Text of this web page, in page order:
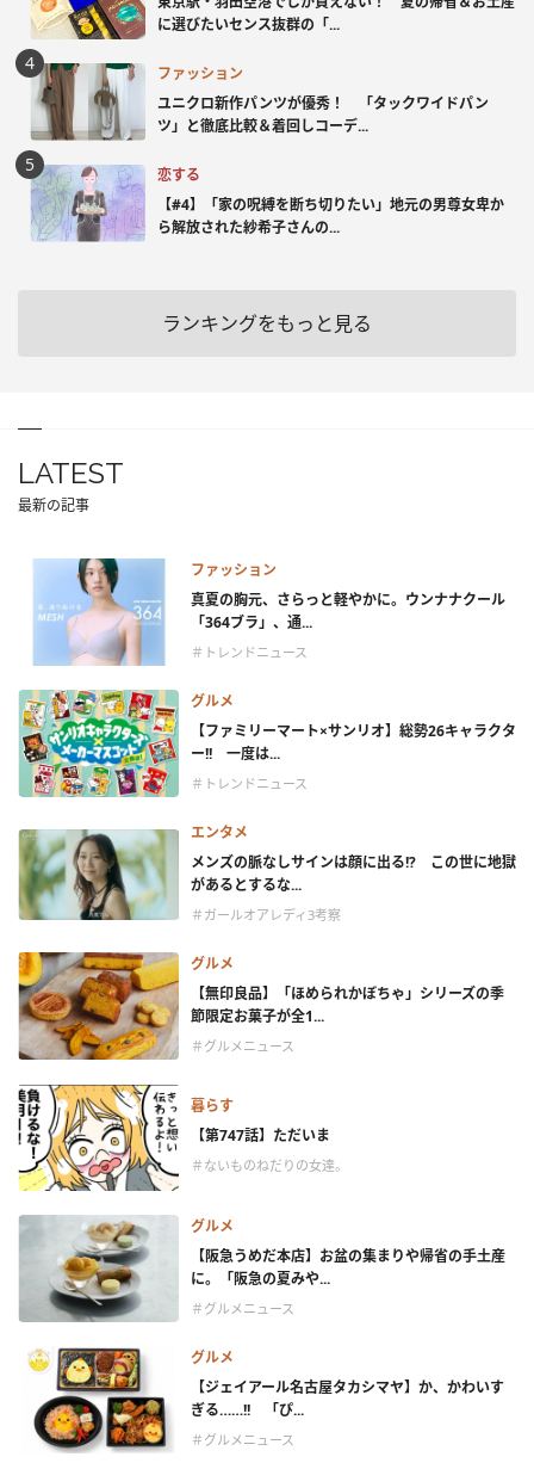
に選びたいセンス抜群の「...
ファッション
ユニクロ新作パンツが優秀！ 「タックワイドパン
ツ」と徹底比較＆着回しコーデ...
恋する
【#4】「家の呪縛を断ち切りたい」地元の男尊女卑か
ら解放された紗希子さんの...
ランキングをもっと見る
LATEST
最新の記事
ファッション
真夏の胸元、さらっと軽やかに。ウンナナクール
「364ブラ」、通...
＃トレンドニュース
グルメ
【ファミリーマート×サンリオ】総勢26キャラクタ
ー!! 一度は...
＃トレンドニュース
エンタメ
メンズの脈なしサインは顔に出る!? この世に地獄
があるとするな...
＃ガールオアレディ3考察
グルメ
【無印良品】「ほめられかぼちゃ」シリーズの季
節限定お菓子が全1...
＃グルメニュース
暮らす
【第747話】ただいま
＃ないものねだりの女達。
グルメ
【阪急うめだ本店】お盆の集まりや帰省の手土産
に。「阪急の夏みや...
＃グルメニュース
グルメ
【ジェイアール名古屋タカシマヤ】か、かわいす
ぎる……!! 「ぴ...
＃グルメニュース